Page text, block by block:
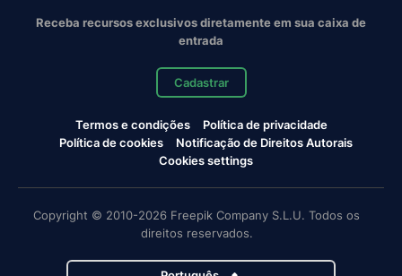
Receba recursos exclusivos diretamente em sua caixa de
entrada
Cadastrar
Termos e condições
Política de privacidade
Política de cookies
Notificação de Direitos Autorais
Cookies settings
Copyright © 2010-2026 Freepik Company S.L.U. Todos os
direitos reservados.